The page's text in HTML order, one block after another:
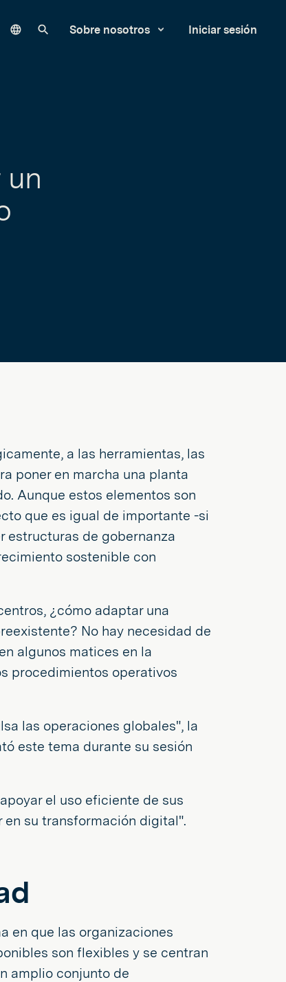
LanguageBuscar en nuestro sitio
Sobre nosotros Iniciar sesión
a las herramientas, las
poner en marcha una planta
Aunque estos elementos son
que es igual de importante -si
estructuras de gobernanza
sostenible con
¿cómo adaptar una
No hay necesidad de
algunos matices en la
procedimientos operativos
las operaciones globales", la
este tema durante su sesión
el uso eficiente de sus
su transformación digital".
en que las organizaciones
son flexibles y se centran
amplio conjunto de